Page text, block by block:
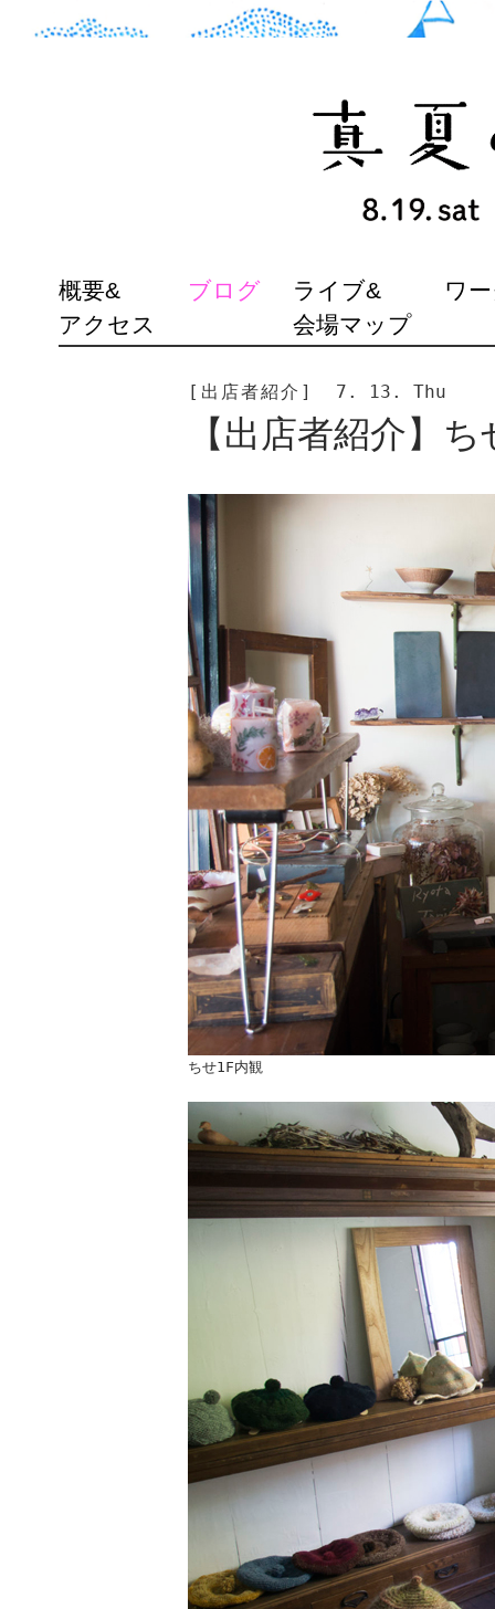
SKIP
TO
CONTENT
概要&
アクセス
ブログ
ライブ&
会場マップ
ワ
[出店者紹介] 7. 13. Thu
【出店者紹介】
ちせ1F内観